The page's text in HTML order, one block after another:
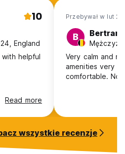
10
England
helpful
Read more
Przebywał w lut
B
Very calm and
amenities very
comfortable.
wszystkie recenzje